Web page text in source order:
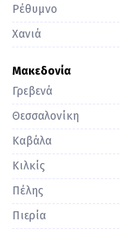
Ρέθυμνο
Χανιά
Μακεδονία
Γρεβενά
Θεσσαλονίκη
Καβάλα
Κιλκίς
Πέλης
Πιερία